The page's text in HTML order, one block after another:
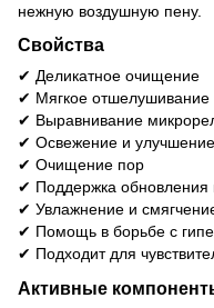
нежную воздушную пену.
Свойства
✔ Деликатное очищение
✔ Мягкое отшелушивание
✔ Выравнивание
✔ Освежение и
✔ Очищение пор
✔ Поддержка обновления
✔ Увлажнение и
✔ Помощь в борьбе с
✔ Подходит для
Активные